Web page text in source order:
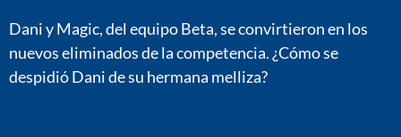
Dani y Magic, del equipo Beta, se convirtieron en los
nuevos eliminados de la competencia. ¿Cómo se
despidió Dani de su hermana melliza?